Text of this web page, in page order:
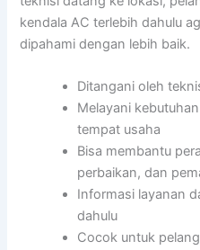
kendala AC terlebih dahulu
dipahami dengan lebih baik.
Ditangani oleh
Melayani
tempat usaha
Bisa membantu
perbaikan, dan
Informasi layanan
dahulu
Cocok untuk